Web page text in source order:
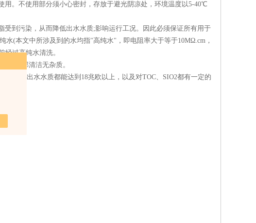
。不使用部分须小心密封，存放于避光阴凉处，环境温度以5-40℃
受到污染，从而降低出水水质;影响运行工况。因此必须保证所有用于
水(本文中所涉及到的水均指"高纯水" ，即电阻率大于等于10MΩ.cm ，
经过高纯水清洗。
器内部清洁无杂质。
准。出水水质都能达到 18兆欧以上，以及对TOC、 SIO2都有一定的